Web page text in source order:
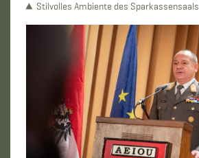
Stilvolles Ambiente des Sparkassensaals